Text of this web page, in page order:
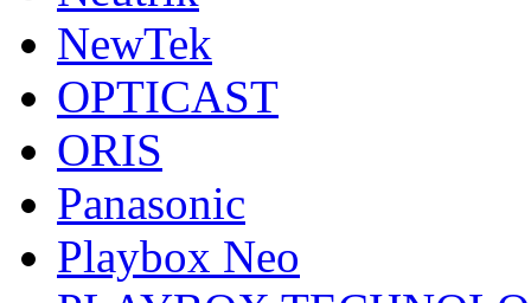
NewTek
OPTICAST
ORIS
Panasonic
Playbox Neo